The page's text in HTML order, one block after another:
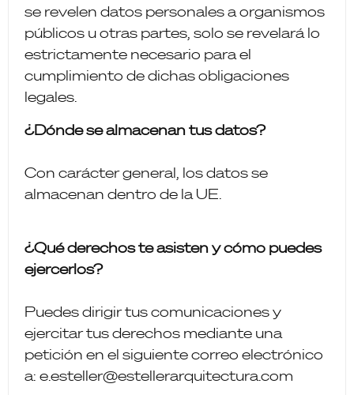
se revelen datos personales a organismos
públicos u otras partes, solo se revelará lo
estrictamente necesario para el
cumplimiento de dichas obligaciones
legales.
¿Dónde se almacenan tus datos?
Con carácter general, los datos se
almacenan dentro de la UE.
¿Qué derechos te asisten y cómo puedes
ejercerlos?
Puedes dirigir tus comunicaciones y
ejercitar tus derechos mediante una
petición en el siguiente correo electrónico
a: e.esteller@estellerarquitectura.com